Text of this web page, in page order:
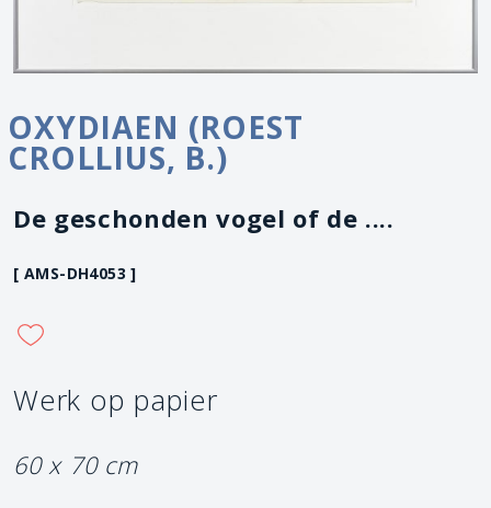
OXYDIAEN (ROEST
CROLLIUS, B.)
De geschonden vogel of de ....
[ AMS-DH4053 ]
Werk op papier
60 x 70 cm